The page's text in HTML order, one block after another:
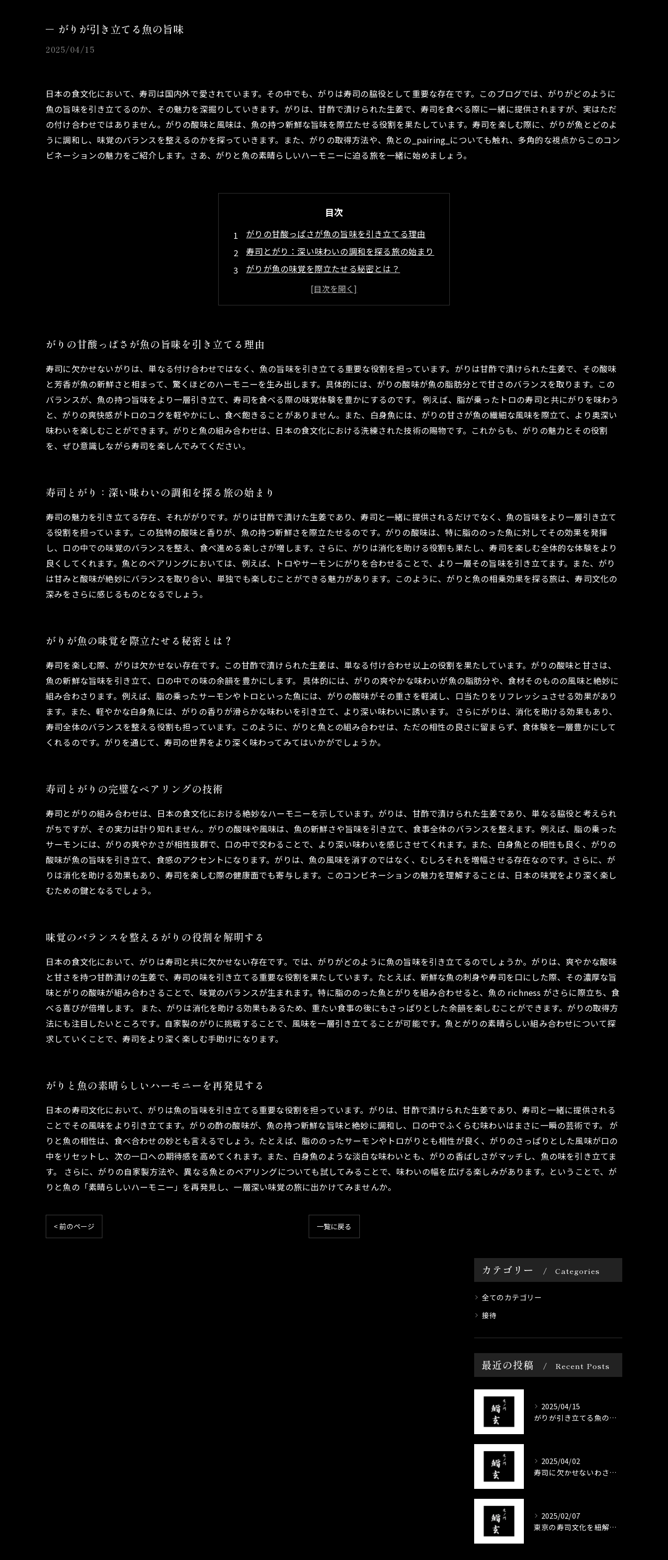
がりが引き立てる魚の旨味
2025/04/15
日本の食文化において、寿司は国内外で愛されています。その中でも、がりは寿司の脇役として重要な存在です。このブログでは、がりがどのように
魚の旨味を引き立てるのか、その魅力を深掘りしていきます。がりは、甘酢で漬けられた生姜で、寿司を食べる際に一緒に提供されますが、実はただ
の付け合わせではありません。がりの酸味と風味は、魚の持つ新鮮な旨味を際立たせる役割を果たしています。寿司を楽しむ際に、がりが魚とどのよ
うに調和し、味覚のバランスを整えるのかを探っていきます。また、がりの取得方法や、魚との_pairing_についても触れ、多角的な視点からこのコン
ビネーションの魅力をご紹介します。さあ、がりと魚の素晴らしいハーモニーに迫る旅を一緒に始めましょう。
目次
がりの甘酸っぱさが魚の旨味を引き立てる理由
寿司とがり：深い味わいの調和を探る旅の始まり
がりが魚の味覚を際立たせる秘密とは？
寿司とがりの完璧なペアリングの技術
味覚のバランスを整えるがりの役割を解明する
がりの甘酸っぱさが魚の旨味を引き立てる理由
寿司に欠かせないがりは、単なる付け合わせではなく、魚の旨味を引き立てる重要な役割を担っています。がりは甘酢で漬けられた生姜で、その酸味
と芳香が魚の新鮮さと相まって、驚くほどのハーモニーを生み出します。具体的には、がりの酸味が魚の脂肪分とで甘さのバランスを取ります。この
バランスが、魚の持つ旨味をより一層引き立て、寿司を食べる際の味覚体験を豊かにするのです。 例えば、脂が乗ったトロの寿司と共にがりを味わう
と、がりの爽快感がトロのコクを軽やかにし、食べ飽きることがありません。また、白身魚には、がりの甘さが魚の繊細な風味を際立て、より奥深い
味わいを楽しむことができます。がりと魚の組み合わせは、日本の食文化における洗練された技術の賜物です。これからも、がりの魅力とその役割
を、ぜひ意識しながら寿司を楽しんでみてください。
寿司とがり：深い味わいの調和を探る旅の始まり
寿司の魅力を引き立てる存在、それががりです。がりは甘酢で漬けた生姜であり、寿司と一緒に提供されるだけでなく、魚の旨味をより一層引き立て
る役割を担っています。この独特の酸味と香りが、魚の持つ新鮮さを際立たせるのです。がりの酸味は、特に脂ののった魚に対してその効果を発揮
し、口の中での味覚のバランスを整え、食べ進める楽しさが増します。さらに、がりは消化を助ける役割も果たし、寿司を楽しむ全体的な体験をより
良くしてくれます。魚とのペアリングにおいては、例えば、トロやサーモンにがりを合わせることで、より一層その旨味を引き立てます。また、がり
は甘みと酸味が絶妙にバランスを取り合い、単独でも楽しむことができる魅力があります。このように、がりと魚の相乗効果を探る旅は、寿司文化の
深みをさらに感じるものとなるでしょう。
がりが魚の味覚を際立たせる秘密とは？
寿司を楽しむ際、がりは欠かせない存在です。この甘酢で漬けられた生姜は、単なる付け合わせ以上の役割を果たしています。がりの酸味と甘さは、
魚の新鮮な旨味を引き立て、口の中での味の余韻を豊かにします。 具体的には、がりの爽やかな味わいが魚の脂肪分や、食材そのものの風味と絶妙に
組み合わさります。例えば、脂の乗ったサーモンやトロといった魚には、がりの酸味がその重さを軽減し、口当たりをリフレッシュさせる効果があり
ます。また、軽やかな白身魚には、がりの香りが滑らかな味わいを引き立て、より深い味わいに誘います。 さらにがりは、消化を助ける効果もあり、
寿司全体のバランスを整える役割も担っています。このように、がりと魚との組み合わせは、ただの相性の良さに留まらず、食体験を一層豊かにして
くれるのです。がりを通じて、寿司の世界をより深く味わってみてはいかがでしょうか。
寿司とがりの完璧なペアリングの技術
寿司とがりの組み合わせは、日本の食文化における絶妙なハーモニーを示しています。がりは、甘酢で漬けられた生姜であり、単なる脇役と考えられ
がちですが、その実力は計り知れません。がりの酸味や風味は、魚の新鮮さや旨味を引き立て、食事全体のバランスを整えます。例えば、脂の乗った
サーモンには、がりの爽やかさが相性抜群で、口の中で交わることで、より深い味わいを感じさせてくれます。また、白身魚との相性も良く、がりの
酸味が魚の旨味を引き立て、食感のアクセントになります。がりは、魚の風味を消すのではなく、むしろそれを増幅させる存在なのです。さらに、が
りは消化を助ける効果もあり、寿司を楽しむ際の健康面でも寄与します。このコンビネーションの魅力を理解することは、日本の味覚をより深く楽し
むための鍵となるでしょう。
味覚のバランスを整えるがりの役割を解明する
日本の食文化において、がりは寿司と共に欠かせない存在です。では、がりがどのように魚の旨味を引き立てるのでしょうか。がりは、爽やかな酸味
と甘さを持つ甘酢漬けの生姜で、寿司の味を引き立てる重要な役割を果たしています。たとえば、新鮮な魚の刺身や寿司を口にした際、その濃厚な旨
味とがりの酸味が組み合わさることで、味覚のバランスが生まれます。特に脂ののった魚とがりを組み合わせると、魚の richness がさらに際立ち、食
べる喜びが倍増します。 また、がりは消化を助ける効果もあるため、重たい食事の後にもさっぱりとした余韻を楽しむことができます。がりの取得方
法にも注目したいところです。自家製のがりに挑戦することで、風味を一層引き立てることが可能です。魚とがりの素晴らしい組み合わせについて探
求していくことで、寿司をより深く楽しむ手助けになります。
がりと魚の素晴らしいハーモニーを再発見する
日本の寿司文化において、がりは魚の旨味を引き立てる重要な役割を担っています。がりは、甘酢で漬けられた生姜であり、寿司と一緒に提供される
ことでその風味をより引き立てます。がりの酢の酸味が、魚の持つ新鮮な旨味と絶妙に調和し、口の中でふくらむ味わいはまさに一瞬の芸術です。 が
りと魚の相性は、食べ合わせの妙とも言えるでしょう。たとえば、脂ののったサーモンやトロがりとも相性が良く、がりのさっぱりとした風味が口の
中をリセットし、次の一口への期待感を高めてくれます。また、白身魚のような淡白な味わいとも、がりの香ばしさがマッチし、魚の味を引き立てま
す。 さらに、がりの自家製方法や、異なる魚とのペアリングについても試してみることで、味わいの幅を広げる楽しみがあります。ということで、が
りと魚の「素晴らしいハーモニー」を再発見し、一層深い味覚の旅に出かけてみませんか。
< 前のページ 一覧に戻る
カテゴリー Categories
全てのカテゴリー
接待
最近の投稿 Recent Posts
2025/04/15
がりが引き立てる魚の旨味
2025/04/02
寿司に欠かせないわさびの歴史
2025/02/07
東京の寿司文化を紐解く─江戸前寿司の歴史と進化